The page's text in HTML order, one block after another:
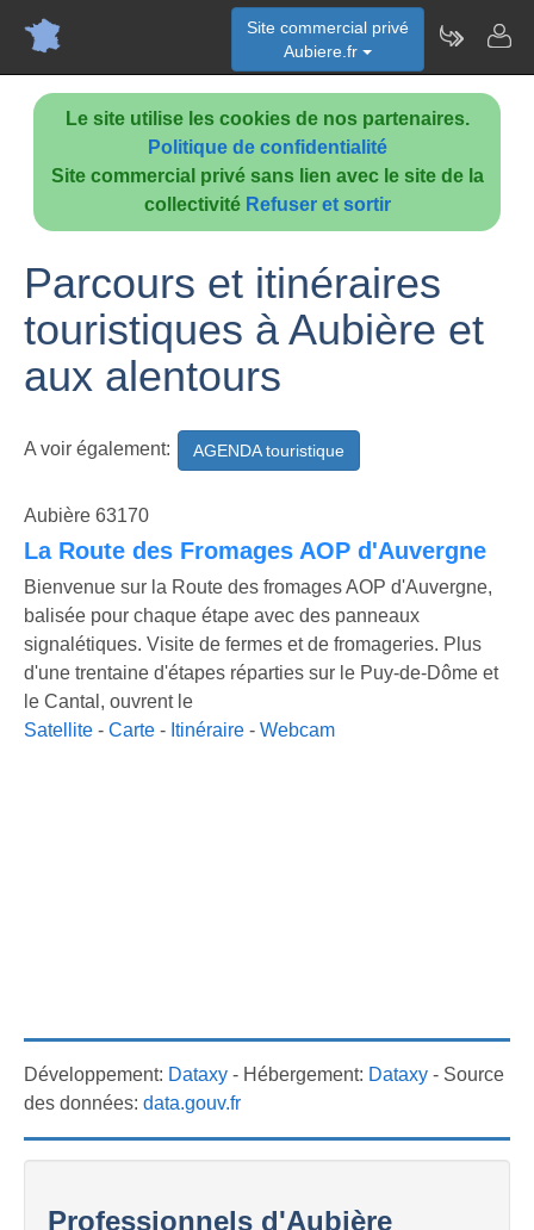
Le site utilise les cookies de nos partenaires.
Politique de confidentialité
Site commercial privé sans lien avec le site de la
collectivité Refuser et sortir
Site commercial privé
Aubiere.fr
Parcours et itinéraires
touristiques à Aubière et
aux alentours
A voir également: AGENDA touristique
Aubière 63170
La Route des Fromages AOP d'Auvergne
Bienvenue sur la Route des fromages AOP d'Auvergne,
balisée pour chaque étape avec des panneaux
signalétiques. Visite de fermes et de fromageries. Plus
d'une trentaine d'étapes réparties sur le Puy-de-Dôme et
le Cantal, ouvrent le
Satellite - Carte - Itinéraire - Webcam
Développement: Dataxy - Hébergement: Dataxy - Source
des données: data.gouv.fr
Professionnels d'Aubière